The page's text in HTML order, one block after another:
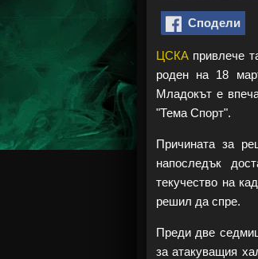
Сподели
ЦСКА привлече
роден на 18
Младокът е
"Тема Спорт".
Причината за
напоследък
текучество на
решил да спре.
Преди две
за атакуващия